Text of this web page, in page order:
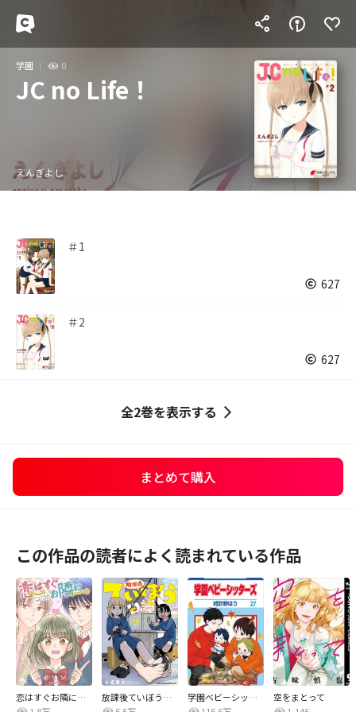
学園 0
JC no Life！
えんぎよし
＃1
627
＃2
627
全2巻を表示する
まとめて購入
この作品の読者によく読まれている作品
恋はすぐお隣に【タテヨミ】
放課後ていぼう日誌
学園ベビーシッターズ
空をまとって